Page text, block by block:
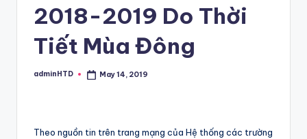
2018-2019 Do Thời
Tiết Mùa Đông
Posted
adminHTD May 14, 2019
Theo nguồn tin trên trang mạng của Hệ thống các trường